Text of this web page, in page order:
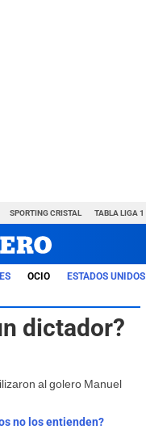
SPORTING CRISTAL TABLA LIGA 1
OCIO ESTADOS UNIDOS
dictador?
al golero Manuel
no los entienden?